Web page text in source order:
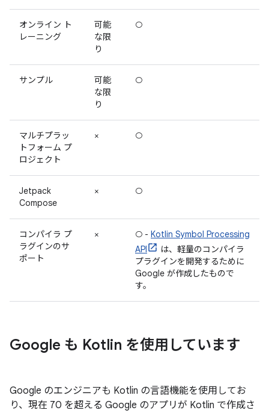
オンライン ト
レーニング
可能
な限
り
○
サンプル
可能
な限
り
○
マルチプラッ
トフォーム プ
ロジェクト
× ○
Jetpack
Compose
× ○
コンパイラ プ
ラグインのサ
ポート
× ○ - Kotlin Symbol Processing
API
は、軽量のコンパイラ
プラグインを開発するために
Google が作成したもので
す。
Google も Kotlin を使用しています
Google のエンジニアも Kotlin の言語機能を使用してお
り、現在 70 を超える Google のアプリが Kotlin で作成さ